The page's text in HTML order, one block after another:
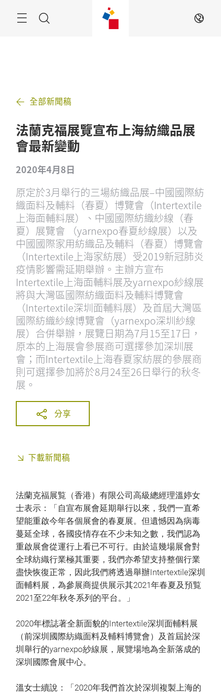
ZH
全部新聞稿
法蘭克福展覽宣布上海紡織品展
會最新變動
2020年4月8日
原定於3月舉行的三場紡織品展–中國國際紡
織面料及輔料（春夏）博覽會（Intertextile
上海面輔料展）、中國國際紡織紗線（春
夏）展覽會 （yarnexpo春夏紗線展）以及
中國國際家用紡織品及輔料（春夏）博覽會
（Intertextile上海家紡展）受2019新冠肺炎
疫情影響需延期舉辦。主辦方宣布
Intertextile上海面輔料展及yarnexpo紗線展
將與大灣區國際紡織面料及輔料博覽會
（Intertextile深圳面輔料展）及首屆大灣區
國際紡織紗線博覽會（yarnexpo深圳紗線
展）合併舉辦，展覽日期為7月15至17日，
原本的上海展會參展商可選擇參加深圳展
會；而Intertextile上海春夏家紡展的參展商
則可選擇參加將於8月24至26日舉行的秋冬
展。
分享
下載新聞稿
法蘭克福展覧（香港）有限公司高級總經理溫婷女
士表示：「自宣布展會延期舉行以來，我們一直希
望能重啟今年各個展會的春夏展。但遺憾因為病毒
蔓延全球，各國疫情存在不少未知之數，我們認為
重啟展會從運行上看已不可行。由於這幾場展會對
全球紡織行業極其重要，我們亦希望支持整個行業
盡快恢復正常，因此我們將透過舉辦Intertextile深圳
面輔料展，為參展商提供展示其2021年春夏及預覧
2021至22年秋冬系列的平台。」
2020年標誌著全新面貌的Intertextile深圳面輔料展
（前深圳國際紡織面料及輔料博覽會）及首屆於深
圳舉行的yarnexpo紗線展，展覽場地為全新落成的
深圳國際會展中心。
溫女士續說：「2020年我們首次於深圳複製上海的